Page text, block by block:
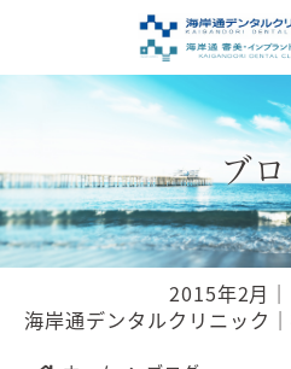
ブ
2015年2月｜
海岸通デンタルクリニック